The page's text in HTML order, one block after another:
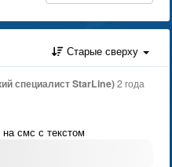
Старые сверху
специалист StarLine)2 года
смс с текстом